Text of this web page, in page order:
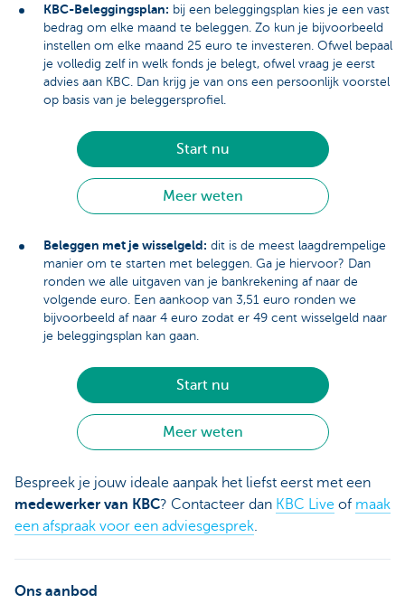
KBC-Beleggingsplan: bij een beleggingsplan kies je een vast
bedrag om elke maand te beleggen. Zo kun je bijvoorbeeld
instellen om elke maand 25 euro te investeren. Ofwel bepaal
je volledig zelf in welk fonds je belegt, ofwel vraag je eerst
advies aan KBC. Dan krijg je van ons een persoonlijk voorstel
op basis van je beleggersprofiel.
Start nu
Meer weten
Beleggen met je wisselgeld: dit is de meest laagdrempelige
manier om te starten met beleggen. Ga je hiervoor? Dan
ronden we alle uitgaven van je bankrekening af naar de
volgende euro. Een aankoop van 3,51 euro ronden we
bijvoorbeeld af naar 4 euro zodat er 49 cent wisselgeld naar
je beleggingsplan kan gaan.
Start nu
Meer weten
Bespreek je jouw ideale aanpak het liefst eerst met een
medewerker van KBC? Contacteer dan KBC Live of maak
een afspraak voor een adviesgesprek.
Ons aanbod